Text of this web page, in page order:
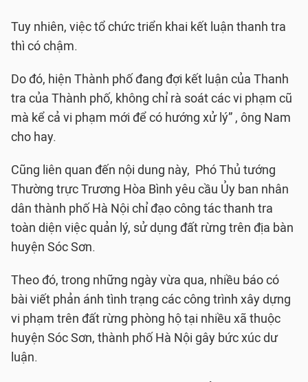
Tuy nhiên, việc tổ chức triển khai kết luận thanh tra
thì có chậm.
Do đó, hiện Thành phố đang đợi kết luận của Thanh
tra của Thành phố, không chỉ rà soát các vi phạm cũ
mà kể cả vi phạm mới để có hướng xử lý” , ông Nam
cho hay.
Cũng liên quan đến nội dung này, Phó Thủ tướng
Thường trực Trương Hòa Bình yêu cầu Ủy ban nhân
dân thành phố Hà Nội chỉ đạo công tác thanh tra
toàn diện việc quản lý, sử dụng đất rừng trên địa bàn
huyện Sóc Sơn.
Theo đó, trong những ngày vừa qua, nhiều báo có
bài viết phản ánh tình trạng các công trình xây dựng
vi phạm trên đất rừng phòng hộ tại nhiều xã thuộc
huyện Sóc Sơn, thành phố Hà Nội gây bức xúc dư
luận.